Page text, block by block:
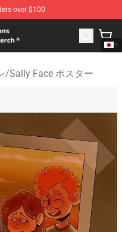
over $100
Face Merchandise Shop
/Sally Face ポスター